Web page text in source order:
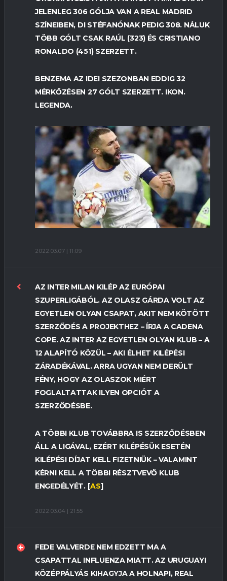
JELENLEG 306 GÓLJA VAN A REAL MADRID
SZÍNEIBEN, DI STÉFANÓNAK PEDIG 308. NÁLUK
TÖBB GÓLT CSAK RAÚL (323) ÉS CRISTIANO
RONALDO (451) SZERZETT.
BENZEMA AZ IDEI SZEZONBAN EDDIG 32
MÉRKŐZÉSEN 27 GÓLT SZERZETT. IKON.
LEGENDA.
2022.03.07 | 11:09
AZ INTER MILAN KILÉP AZ EURÓPAI
SZUPERLIGÁBÓL. AZ OLASZ GÁRDA VOLT AZ
EGYETLEN OLYAN CSAPAT, AKIT NEM KÖTÖTT
SZERZŐDÉS A PROJEKTHEZ – ÍRJA A CADENA
COPE. AZ INTER AZ EGYETLEN OLYAN KLUB – A
12 ALAPÍTÓ KÖZÜL – AKI ÉLHET KILÉPÉSI
ZÁRADÉKÁVAL. ARRA UGYAN NEM DERÜLT
FÉNY, HOGY AZ OLASZOK MIÉRT
FOGLALTATTAK ILYEN OPCIÓT A
SZERZŐDÉSBE.
A TÖBBI KLUB TOVÁBBRA IS SZERZŐDÉSBEN
ÁLL A LIGÁVAL, EZÉRT KILÉPÉSÜK ESETÉN
KILÉPÉSI DÍJAT KELL FIZETNIÜK – VALAMINT
KÉRNI KELL A TÖBBI RÉSZTVEVŐ KLUB
ENGEDÉLYÉT. [AS]
2022.03.04 | 21:55
FEDE VALVERDE NEM EDZETT MA A
CSAPATTAL INFLUENZA MIATT. AZ URUGUAYI
KÖZÉPPÁLYÁS KIHAGYJA A HOLNAPI, REAL